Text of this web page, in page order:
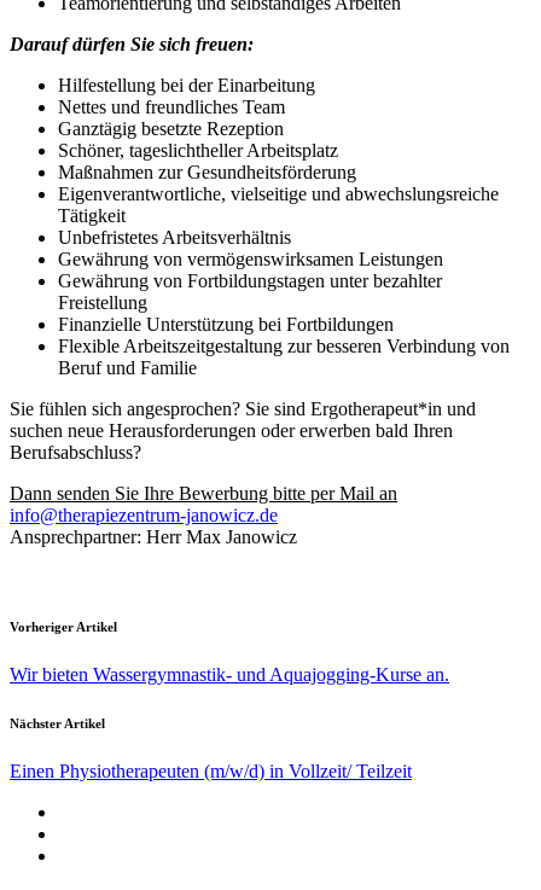
Darauf dürfen Sie sich freuen:
Hilfestellung bei der Einarbeitung
Nettes und freundliches Team
Ganztägig besetzte Rezeption
Schöner, tageslichtheller Arbeitsplatz
Maßnahmen zur Gesundheitsförderung
Eigenverantwortliche, vielseitige und abwechslungsreiche
Tätigkeit
Unbefristetes Arbeitsverhältnis
Gewährung von vermögenswirksamen Leistungen
Gewährung von Fortbildungstagen unter bezahlter
Freistellung
Finanzielle Unterstützung bei Fortbildungen
Flexible Arbeitszeitgestaltung zur besseren Verbindung von
Beruf und Familie
Sie fühlen sich angesprochen? Sie sind Ergotherapeut*in und
suchen neue Herausforderungen oder erwerben bald Ihren
Berufsabschluss?
Dann senden Sie Ihre Bewerbung bitte per Mail an
info@therapiezentrum-janowicz.de
Ansprechpartner: Herr Max Janowicz
Vorheriger Artikel
Wir bieten Wassergymnastik- und Aquajogging-Kurse an.
Nächster Artikel
Einen Physiotherapeuten (m/w/d) in Vollzeit/ Teilzeit